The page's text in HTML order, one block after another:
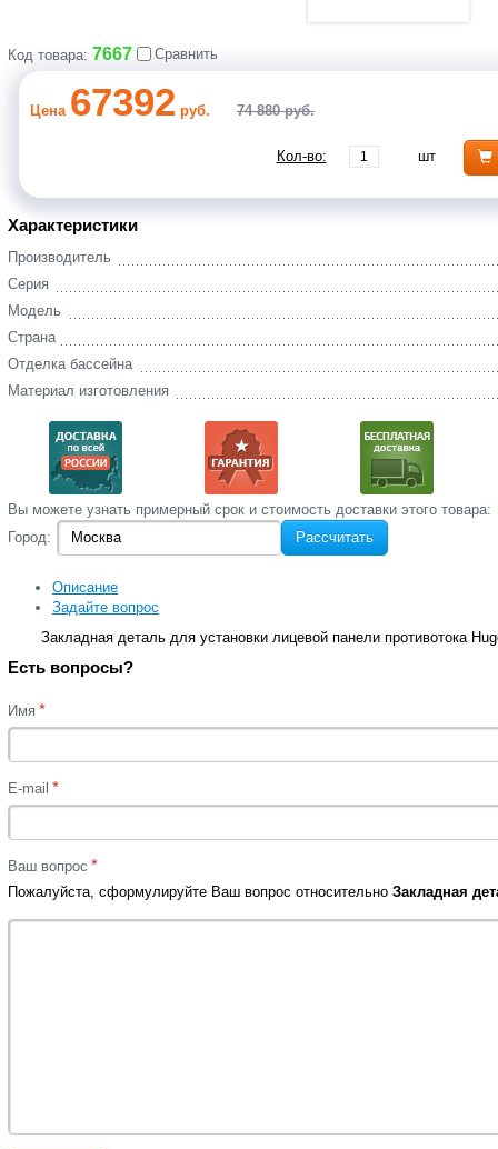
Код товара: 7667 Сравнить
Цена 67392 руб. 74 880 руб.
Кол-во: шт
Характеристики
Производитель
Серия
Модель
Страна
Отделка бассейна
Материал изготовления
Вы‌ можете‌ узнать‌ примерный срок и стоимость‌ доставки этого товара:
Город:
Рассчитать
Описание
Задайте вопрос
Закладная деталь для установки лицевой панели противотока
Есть вопросы?
Имя *
E-mail *
Ваш вопрос *
Пожалуйста, сформулируйте Ваш вопрос относительно Закладная